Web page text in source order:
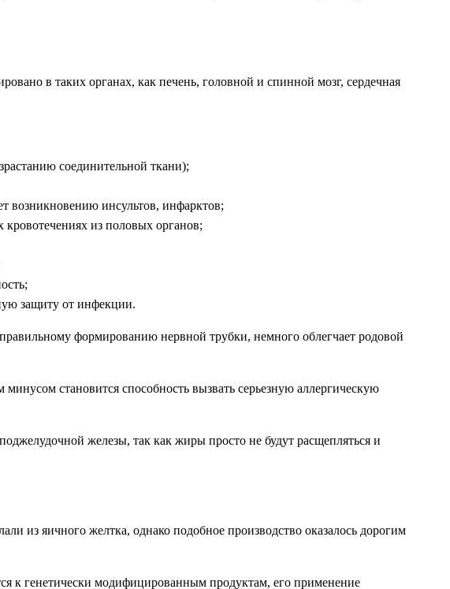
в таких органах, как печень, головной и спинной мозг, сердечная
соединительной ткани);
возникновению инсультов, инфарктов;
из половых органов;
защиту от инфекции.
формированию нервной трубки, немного облегчает родовой
становится способность вызвать серьезную аллергическую
железы, так как жиры просто не будут расщепляться и
из яичного желтка, однако подобное производство оказалось дорогим
к генетически модифицированным продуктам, его применение